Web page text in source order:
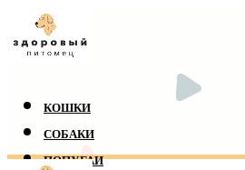
КОШКИ
СОБАКИ
ПОПУГАИ